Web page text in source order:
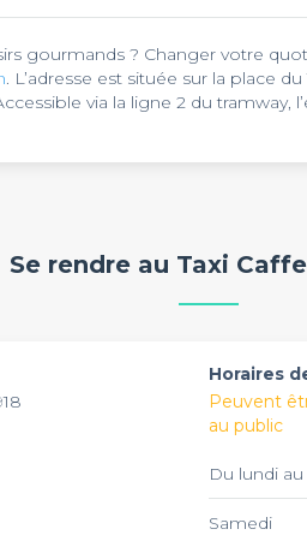
gourmands ? Changer votre
. L’adresse est située sur la place
via la ligne 2 du tramway,
pour profiter de l'air frais ou du
l’établissement est propice
Se rendre au Taxi
Horaires
Peuvent
au public
Du lundi
Samedi